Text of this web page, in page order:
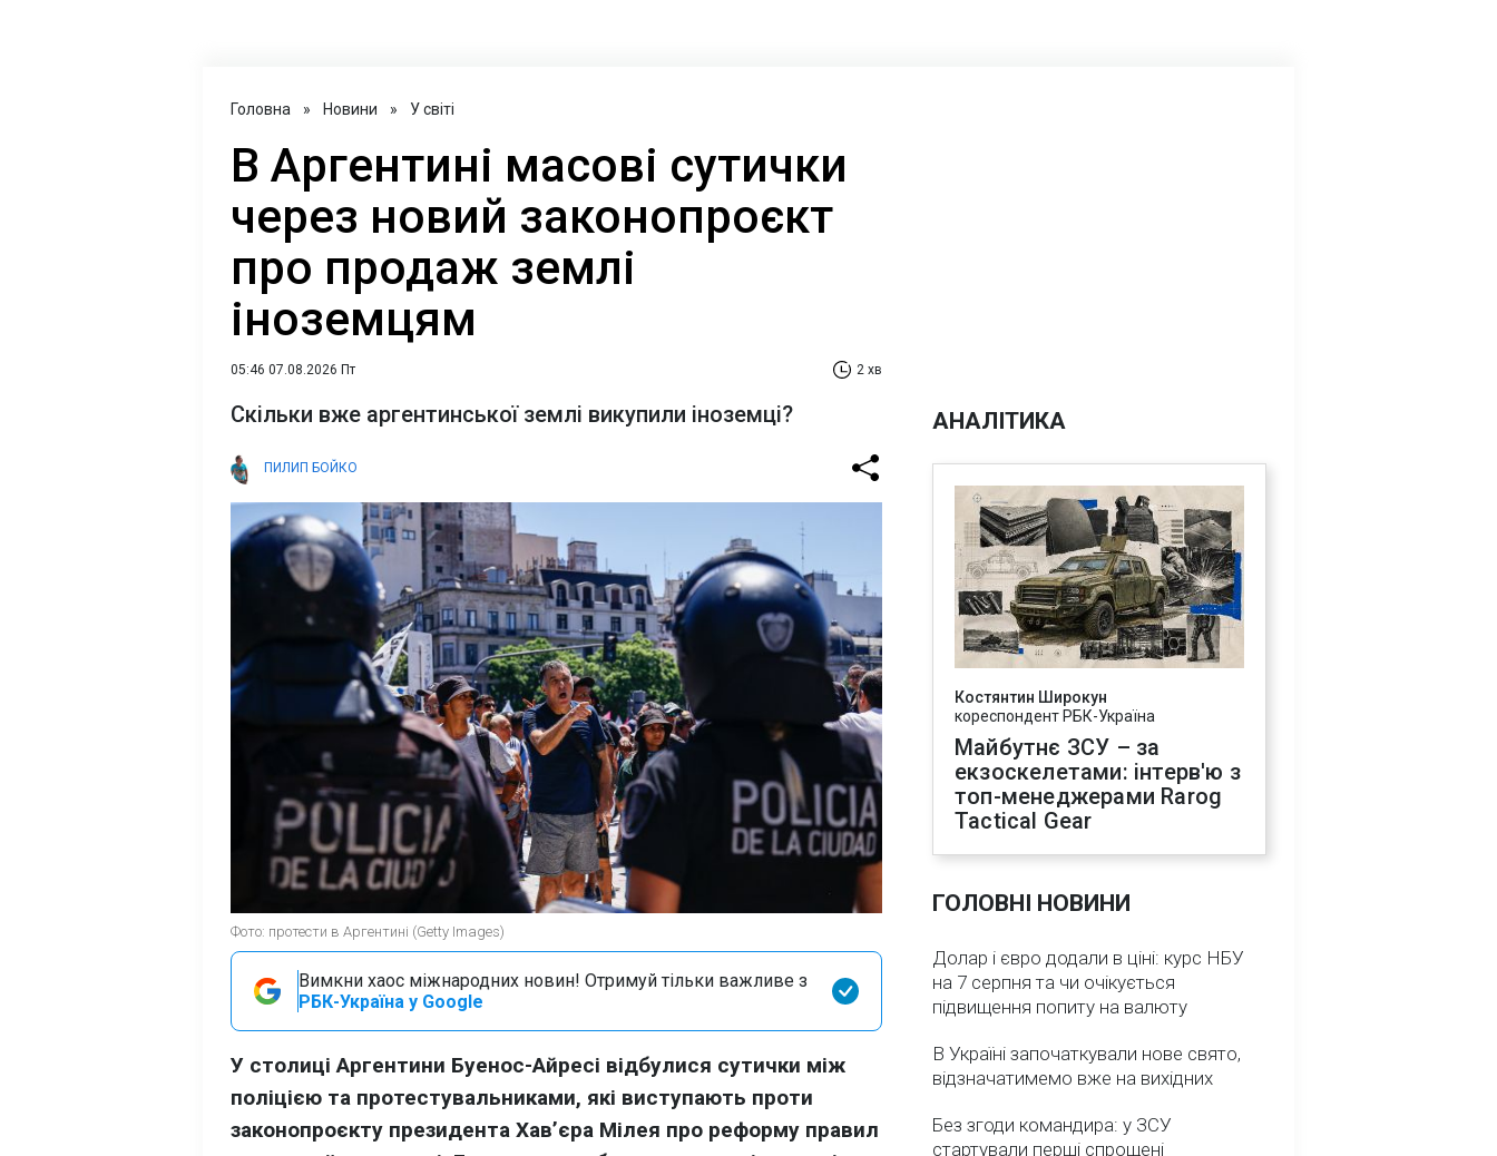
Головна » Новини » У світі
В Аргентині масові сутички
через новий законопроєкт
про продаж землі
іноземцям
05:46 07.08.2026 Пт 2 хв
Скільки вже аргентинської землі викупили іноземці?
ПИЛИП БОЙКО
Фото: протести в Аргентині (Getty Images)
Вимкни хаос міжнародних новин! Отримуй тільки важливе з
РБК-Україна у Google
У столиці Аргентини Буенос-Айресі відбулися сутички між
поліцією та протестувальниками, які виступають проти
законопроєкту президента Хав’єра Мілея про реформу правил
АНАЛІТИКА
Костянтин Широкун
кореспондент РБК-Україна
Майбутнє ЗСУ – за
екзоскелетами: інтерв'ю з
топ-менеджерами Rarog
Tactical Gear
ГОЛОВНІ НОВИНИ
Долар і євро додали в ціні: курс НБУ
на 7 серпня та чи очікується
підвищення попиту на валюту
В Україні започаткували нове свято,
відзначатимемо вже на вихідних
Без згоди командира: у ЗСУ
стартували перші спрощені